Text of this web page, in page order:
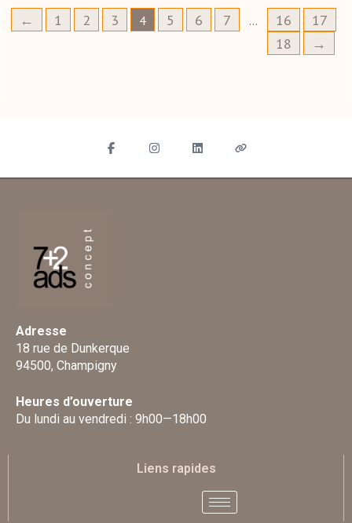
← 1 2 3 4 5 6 7 … 16
17
18
→
Adresse
18 rue de Dunkerque
94500, Champigny
Heures d’ouverture
Du lundi au vendredi : 9h00—18h00
Liens rapides